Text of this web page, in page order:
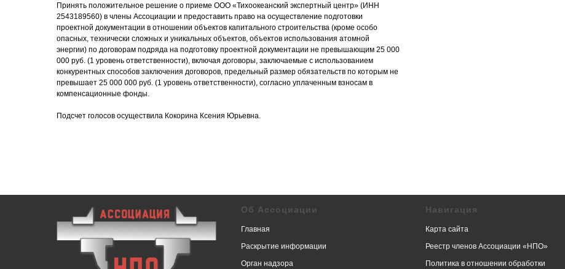
Принять положительное решение о приеме ООО «Тихоокеанский экспертный центр» (ИНН
2543189560) в члены Ассоциации и предоставить право на осуществление подготовки
проектной документации в отношении объектов капитального строительства (кроме особо
опасных, технически сложных и уникальных объектов, объектов использования атомной
энергии) по договорам подряда на подготовку проектной документации не превышающим 25 000
000 руб. (1 уровень ответственности), включая договоры, заключаемые с использованием
конкурентных способов заключения договоров, предельный размер обязательств по которым не
превышает 25 000 000 руб. (1 уровень ответственности), согласно уплаченным взносам в
компенсационные фонды.
Подсчет голосов осуществила Кокорина Ксения Юрьевна.
Об Ассоциации
Главная
Раскрытие информации
Орган надзора
Навигация
Карта сайта
Реестр членов Ассоциации «НПО»
Политика в отношении обработки